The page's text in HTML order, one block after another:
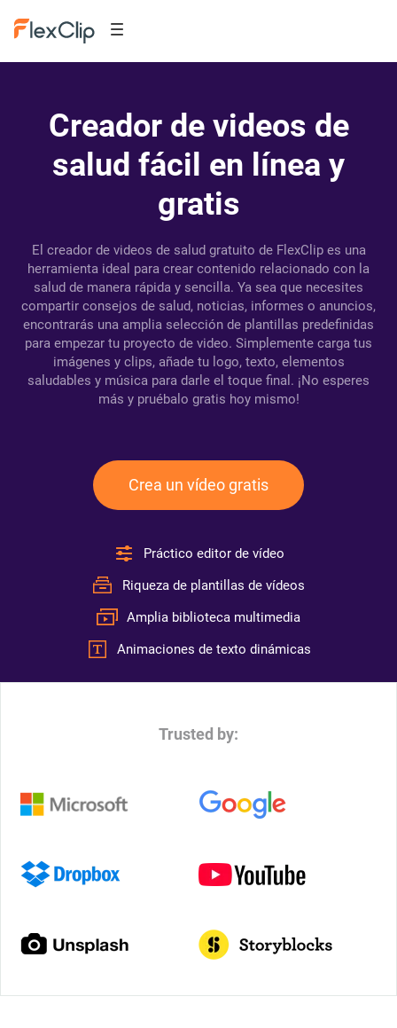
Creador de videos de
salud fácil en línea y
gratis
El creador de videos de salud gratuito de FlexClip es una
herramienta ideal para crear contenido relacionado con la
salud de manera rápida y sencilla. Ya sea que necesites
compartir consejos de salud, noticias, informes o anuncios,
encontrarás una amplia selección de plantillas predefinidas
para empezar tu proyecto de video. Simplemente carga tus
imágenes y clips, añade tu logo, texto, elementos
saludables y música para darle el toque final. ¡No esperes
más y pruébalo gratis hoy mismo!
Crea un vídeo gratis
Práctico editor de vídeo
Riqueza de plantillas de vídeos
Amplia biblioteca multimedia
Animaciones de texto dinámicas
Trusted by: